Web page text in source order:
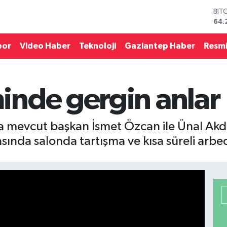
Video Haber Teknoloji Gaziantep Haber
gergin anlar
başkan İsmet Özcan ile Ünal
salonda tartışma ve kısa süreli